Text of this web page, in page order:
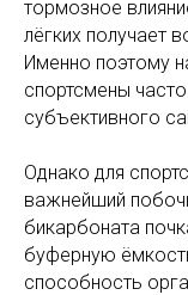
тормозное
лёгких получает
Именно поэтому
спортсмены
субъективного
Однако для
важнейший
бикарбоната
буферную
способность